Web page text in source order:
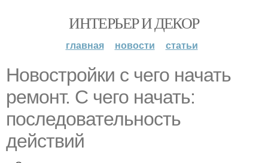
ИНТЕРЬЕР И ДЕКОР
главная новости статьи
Новостройки с чего начать
ремонт. С чего начать:
последовательность
действий